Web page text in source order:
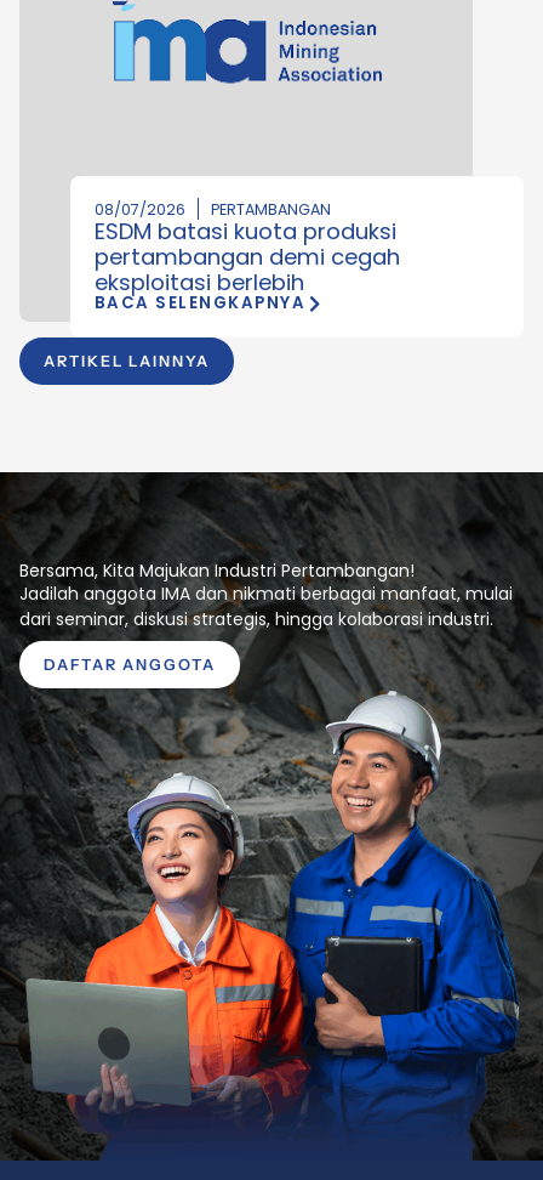
ARTIKEL LAINNYA
08/07/2026 PERTAMBANGAN
ESDM batasi kuota produksi
pertambangan demi cegah
eksploitasi berlebih
BACA SELENGKAPNYA
Bersama, Kita Majukan Industri Pertambangan!
Jadilah anggota IMA dan nikmati berbagai manfaat, mulai
dari seminar, diskusi strategis, hingga kolaborasi industri.
DAFTAR ANGGOTA